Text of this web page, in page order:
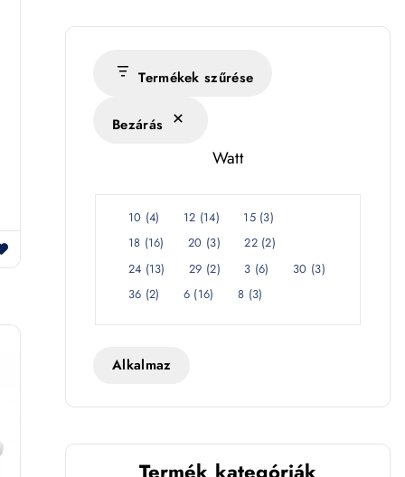
é
s
k
Termékek szűrése
Bezárás
Watt
W10 (4) 12 (14) 15 (3)
18 (16) 20 (3) 22 (2)
24 (13) 29 (2) 3 (6) 30 (3)
36 (2) 6 (16) 8 (3)
Alkalmaz